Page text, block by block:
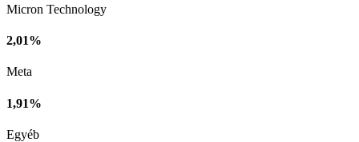
Micron Technology
2,01%
Meta
1,91%
Egyéb